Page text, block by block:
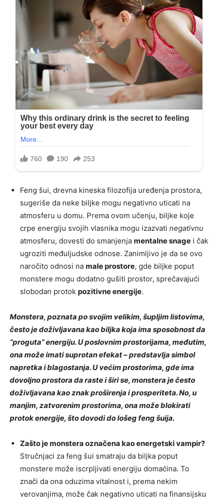
Feng šui, drevna kineska filozofija uređenja prostora,
sugeriše da neke biljke mogu negativno uticati na
atmosferu u domu. Prema ovom učenju, biljke koje
crpe energiju svojih vlasnika mogu izazvati negativnu
atmosferu, dovesti do smanjenja mentalne snage i čak
ugroziti međuljudske odnose. Zanimljivo je da se ovo
naročito odnosi na male prostore, gde biljke poput
monstere mogu dodatno gušiti prostor, sprečavajući
slobodan protok pozitivne energije.
Monstera, poznata po svojim velikim, šupljim listovima,
često je doživljavana kao biljka koja ima sposobnost da
“proguta” energiju. U poslovnim prostorijama, međutim,
ona može imati suprotan efekat – predstavlja simbol
napretka i blagostanja. U većim prostorima, gde ima
dovoljno prostora da raste i širi se, monstera je često
doživljavana kao znak proširenja i prosperiteta. No, u
manjim, zatvorenim prostorima, ona može blokirati
protok energije, što dovodi do lošeg feng šuija.
Zašto je monstera označena kao energetski vampir?
Stručnjaci za feng šui smatraju da biljka poput
monstere može iscrpljivati energiju domaćina. To
znači da ona oduzima vitalnost i, prema nekim
verovanjima, može čak negativno uticati na finansijsku